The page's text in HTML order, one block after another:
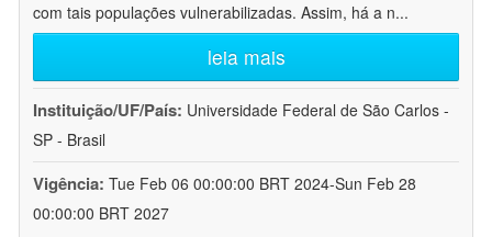
com tais populações vulnerabilizadas. Assim, há a n...
leia mais
Instituição/UF/País: Universidade Federal de São Carlos -
SP - Brasil
Vigência: Tue Feb 06 00:00:00 BRT 2024-Sun Feb 28
00:00:00 BRT 2027